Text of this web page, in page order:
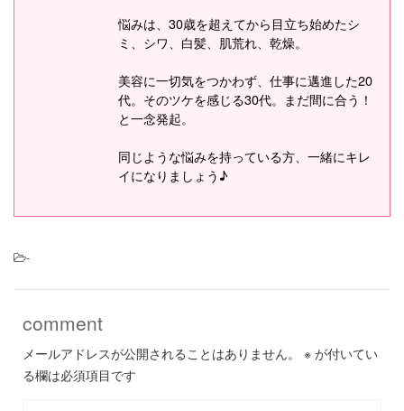
悩みは、30歳を超えてから目立ち始めたシ
ミ、シワ、白髪、肌荒れ、乾燥。
美容に一切気をつかわず、仕事に邁進した20
代。そのツケを感じる30代。まだ間に合う！
と一念発起。
同じような悩みを持っている方、一緒にキレ
イになりましょう♪
-
comment
メールアドレスが公開されることはありません。 ※ が付いてい
る欄は必須項目です